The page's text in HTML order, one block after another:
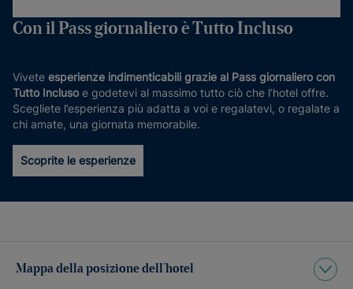
Con il Pass giornaliero è Tutto Incluso
Vivete esperienze indimenticabili grazie al Pass giornaliero con
Tutto Incluso e godetevi al massimo tutto ciò che l’hotel offre.
Scegliete l’esperienza più adatta a voi e regalatevi, o regalate a
chi amate, una giornata memorabile.
Scoprite le esperienze
Mappa della posizione dell’hotel